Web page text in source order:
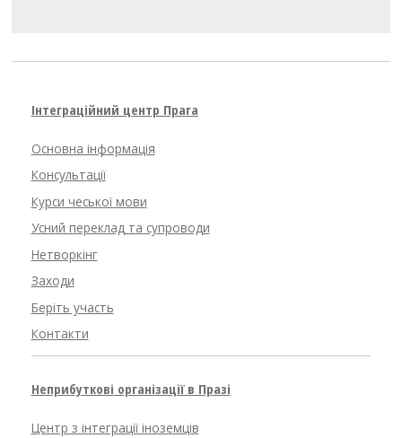
Інтеграційний центр Прага
Основна інформація
Консультації
Курси чеської мови
Усний переклад та супроводи
Нетворкінг
Заходи
Беріть участь
Контакти
Неприбуткові організації в Празі
Центр з інтеграції іноземців